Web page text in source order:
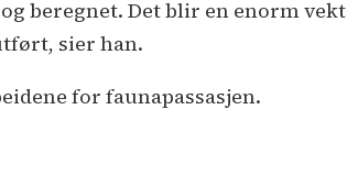
beregnet. Det blir en enorm vekt
sier han.
for faunapassasjen.